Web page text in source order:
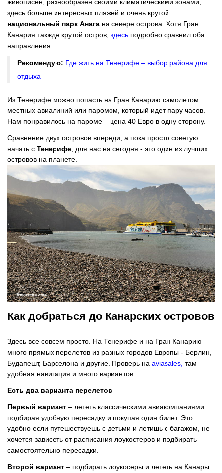
живописен, разнообразен своими климатическими зонами,
здесь больше интересных пляжей и очень крутой
национальный парк Анага на севере острова. Хотя Гран
Канария такжде крутой остров, здесь подробно сравнил оба
направления.
Рекомендую: Где жить на Тенерифе – выбор района для
отдыха
Из Тенерифе можно попасть на Гран Канарию самолетом
местных авиалиний или паромом, который идет пару часов.
Нам понравилось на пароме – цена 40 Евро в одну сторону.
Сравнение двух островов впереди, а пока просто советую
начать с Тенерифе , для нас на сегодня - это один из лучших
островов на планете.
Как добраться до Канарских островов
Здесь все совсем просто. На Тенерифе и на Гран Канарию
много прямых перелетов из разных городов Европы - Берлин,
Будапешт, Барселона и другие. Проверь на aviasales, там
удобная навигация и много вариантов.
Есть два варианта перелетов
Первый вариант – лететь классическими авиакомпаниями
подбирая удобную пересадку и покупая один билет. Это
удобно если путешествуешь с детьми и летишь с багажом, не
хочется зависеть от расписания лоукостеров и подбирать
самостоятельно пересадки.
Второй вариант – подбирать лоукосеры и лететь на Канары